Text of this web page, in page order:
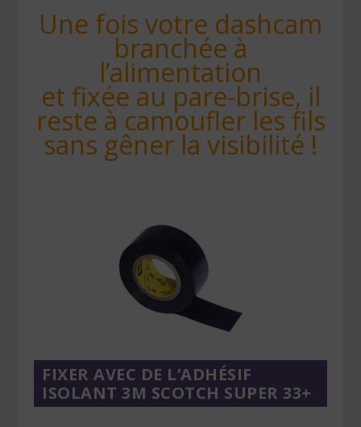
Une fois votre dashcam
branchée à
l’alimentation
et fixée au pare-brise, il
reste à camoufler les fils
sans gêner la visibilité !
FIXER AVEC DE L’ADHÉSIF
ISOLANT 3M SCOTCH SUPER 33+